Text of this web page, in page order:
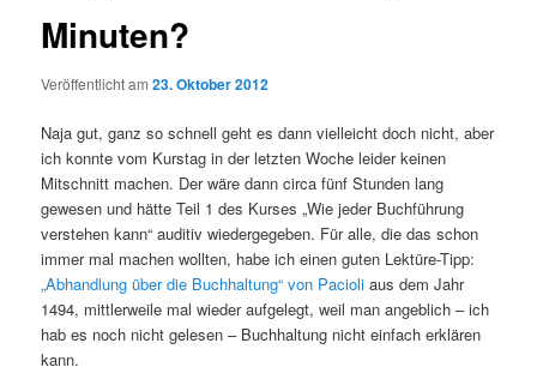
Minuten?
Veröffentlicht am23. Oktober 2012
Naja gut, ganz so schnell geht es dann vielleicht doch nicht, aber
ich konnte vom Kurstag in der letzten Woche leider keinen
Mitschnitt machen. Der wäre dann circa fünf Stunden lang
gewesen und hätte Teil 1 des Kurses „Wie jeder Buchführung
verstehen kann“ auditiv wiedergegeben. Für alle, die das schon
immer mal machen wollten, habe ich einen guten Lektüre-Tipp:
„Abhandlung über die Buchhaltung“ von Pacioli aus dem Jahr
1494, mittlerweile mal wieder aufgelegt, weil man angeblich – ich
hab es noch nicht gelesen – Buchhaltung nicht einfach erklären
kann.